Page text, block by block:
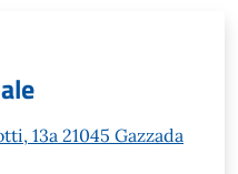
13a 21045 Gazzada